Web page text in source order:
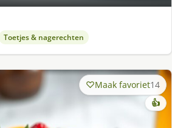
Toetjes & nagerechten
Maak favoriet14
👍